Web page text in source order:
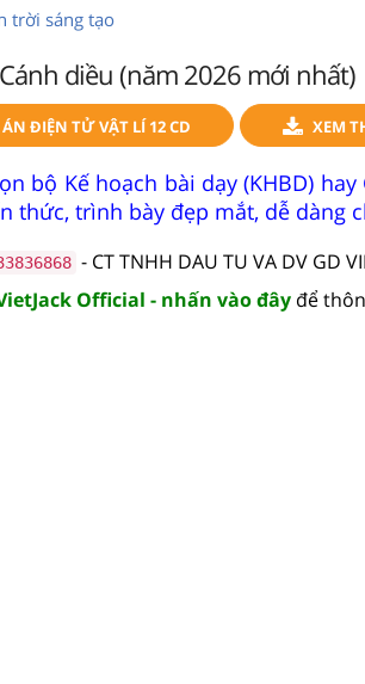
trời sáng tạo
diều (năm 2026 mới nhất)
ĐIỆN TỬ VẬT LÍ 12 CD XEM
bộ Kế hoạch bài dạy (KHBD)
thức, trình bày đẹp mắt, dễ dàng
- CT TNHH DAU TU VA DV GD
Official - nhấn vào đây để